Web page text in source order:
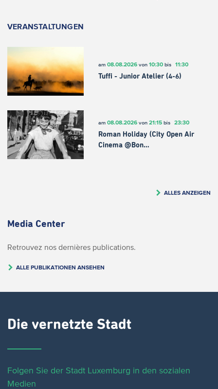
VERANSTALTUNGEN
am 08.08.2026von 10:30bis 11:30
Tuffi - Junior Atelier (4-6)
am 08.08.2026von 21:15bis 23:30
Roman Holiday (City Open Air
Cinema @Bon…
ALLES ANZEIGEN
Media Center
Retrouvez nos dernières publications.
ALLE PUBLIKATIONEN ANSEHEN
Die vernetzte Stadt
Folgen Sie der Stadt Luxemburg in den sozialen
Medien